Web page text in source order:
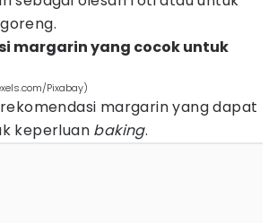
margarin yang cocok untuk
Pixabay)
margarin yang dapat
keperluan baking.